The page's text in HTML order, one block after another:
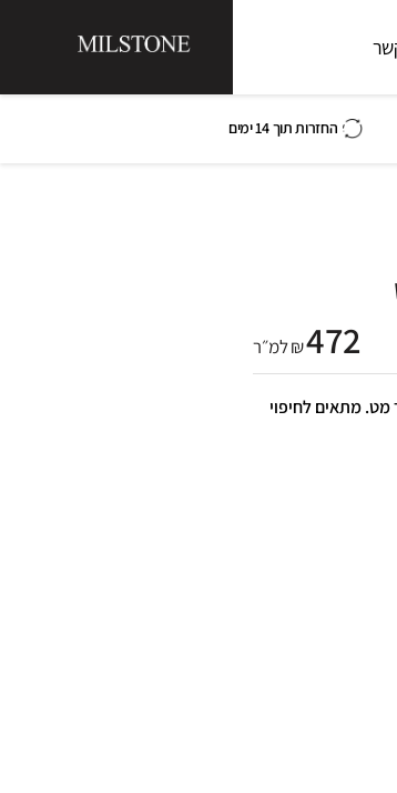
החזרות תוך 14 ימים
472₪ למ״ר
לבן, בגימור מט. מתאים לחיפוי